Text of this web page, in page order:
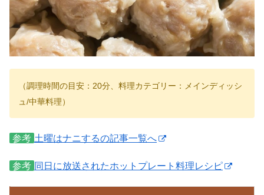
（調理時間の目安：20分、料理カテゴリー：メインディッシ
ュ/中華料理）
参考 土曜はナニするの記事一覧へ
参考 同日に放送されたホットプレート料理レシピ